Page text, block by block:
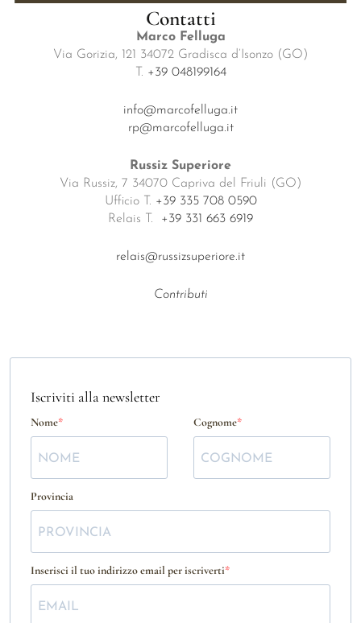
Contatti
Marco Felluga
Via Gorizia, 121 34072 Gradisca d’Isonzo (GO)
T. +39 048199164
info@marcofelluga.it
rp@marcofelluga.it
Russiz Superiore
Via Russiz, 7 34070 Capriva del Friuli (GO)
Ufficio T. +39 335 708 0590
Relais T. +39 331 663 6919
relais@russizsuperiore.it
Contributi
Iscriviti alla newsletter
Nome Cognome
Provincia
Inserisci il tuo indirizzo email per iscriverti